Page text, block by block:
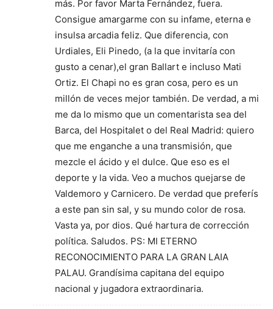
más. Por favor Marta Fernández, fuera.
Consigue amargarme con su infame, eterna e
insulsa arcadia feliz. Que diferencia, con
Urdiales, Eli Pinedo, (a la que invitaría con
gusto a cenar),el gran Ballart e incluso Mati
Ortiz. El Chapi no es gran cosa, pero es un
millón de veces mejor también. De verdad, a mi
me da lo mismo que un comentarista sea del
Barca, del Hospitalet o del Real Madrid: quiero
que me enganche a una transmisión, que
mezcle el ácido y el dulce. Que eso es el
deporte y la vida. Veo a muchos quejarse de
Valdemoro y Carnicero. De verdad que preferís
a este pan sin sal, y su mundo color de rosa.
Vasta ya, por dios. Qué hartura de corrección
política. Saludos. PS: MI ETERNO
RECONOCIMIENTO PARA LA GRAN LAIA
PALAU. Grandísima capitana del equipo
nacional y jugadora extraordinaria.